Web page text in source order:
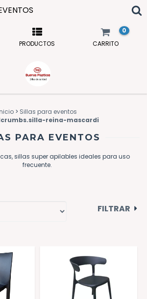
PRODUCTOS CARRITO
0
> Sillas para eventos
reina-mascardi
PARA EVENTOS
sillas super apilables ideales para uso
frecuente.
FILTRAR